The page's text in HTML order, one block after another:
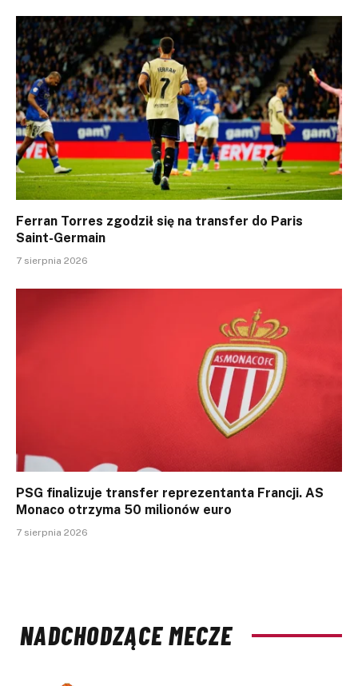
Ferran Torres zgodził się na transfer do Paris
Saint-Germain
7 sierpnia 2026
PSG finalizuje transfer reprezentanta Francji. AS
Monaco otrzyma 50 milionów euro
7 sierpnia 2026
NADCHODZĄCE MECZE